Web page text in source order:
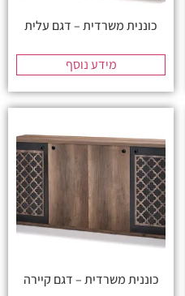
כוננית משרדית – דגם עלית
מידע נוסף
כוננית משרדית – דגם קיירה